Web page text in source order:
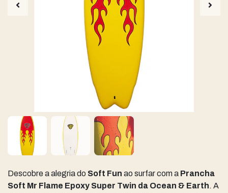
Descobre a alegria do Soft Fun ao surfar com a Prancha
Soft Mr Flame Epoxy Super Twin da Ocean & Earth. A